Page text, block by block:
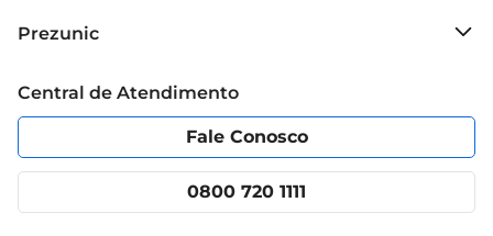
Grupo Cencosud
Política de Privacidade
Portal do fornecedor
Cencosud Media
Prezunic
Código de Ética
App Prezunic
Central de Atendimento
Fale Conosco
0800 720 1111